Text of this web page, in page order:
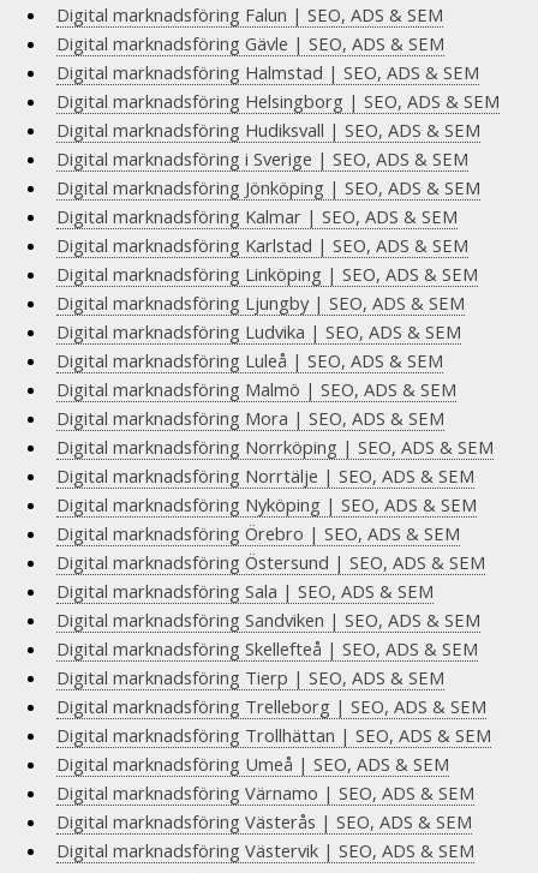
Digital marknadsföring Falun | SEO, ADS & SEM
Digital marknadsföring Gävle | SEO, ADS & SEM
Digital marknadsföring Halmstad | SEO, ADS & SEM
Digital marknadsföring Helsingborg | SEO, ADS & SEM
Digital marknadsföring Hudiksvall | SEO, ADS & SEM
Digital marknadsföring i Sverige | SEO, ADS & SEM
Digital marknadsföring Jönköping | SEO, ADS & SEM
Digital marknadsföring Kalmar | SEO, ADS & SEM
Digital marknadsföring Karlstad | SEO, ADS & SEM
Digital marknadsföring Linköping | SEO, ADS & SEM
Digital marknadsföring Ljungby | SEO, ADS & SEM
Digital marknadsföring Ludvika | SEO, ADS & SEM
Digital marknadsföring Luleå | SEO, ADS & SEM
Digital marknadsföring Malmö | SEO, ADS & SEM
Digital marknadsföring Mora | SEO, ADS & SEM
Digital marknadsföring Norrköping | SEO, ADS & SEM
Digital marknadsföring Norrtälje | SEO, ADS & SEM
Digital marknadsföring Nyköping | SEO, ADS & SEM
Digital marknadsföring Örebro | SEO, ADS & SEM
Digital marknadsföring Östersund | SEO, ADS & SEM
Digital marknadsföring Sala | SEO, ADS & SEM
Digital marknadsföring Sandviken | SEO, ADS & SEM
Digital marknadsföring Skellefteå | SEO, ADS & SEM
Digital marknadsföring Tierp | SEO, ADS & SEM
Digital marknadsföring Trelleborg | SEO, ADS & SEM
Digital marknadsföring Trollhättan | SEO, ADS & SEM
Digital marknadsföring Umeå | SEO, ADS & SEM
Digital marknadsföring Värnamo | SEO, ADS & SEM
Digital marknadsföring Västerås | SEO, ADS & SEM
Digital marknadsföring Västervik | SEO, ADS & SEM